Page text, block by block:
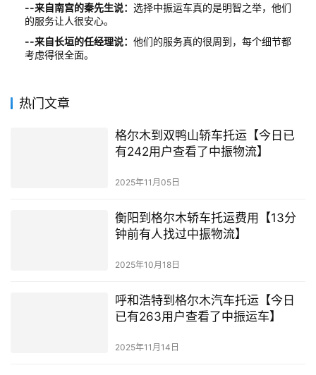
--来自南宫的秦先生说： 选择中振运车真的是明智之举，他们
的服务让人很安心。
--来自长垣的任经理说： 他们的服务真的很周到，每个细节都
考虑得很全面。
热门文章
格尔木到双鸭山轿车托运【今日已
有242用户查看了中振物流】
2025年11月05日
衡阳到格尔木轿车托运费用【13分
钟前有人找过中振物流】
2025年10月18日
呼和浩特到格尔木汽车托运【今日
已有263用户查看了中振运车】
2025年11月14日